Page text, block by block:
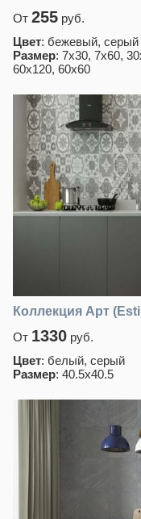
От 255 руб.
Цвет: бежевый, серый
Размер: 7x30, 7x60,
60x120, 60x60
Коллекция Арт
От 1330 руб.
Цвет: белый, серый
Размер: 40.5x40.5